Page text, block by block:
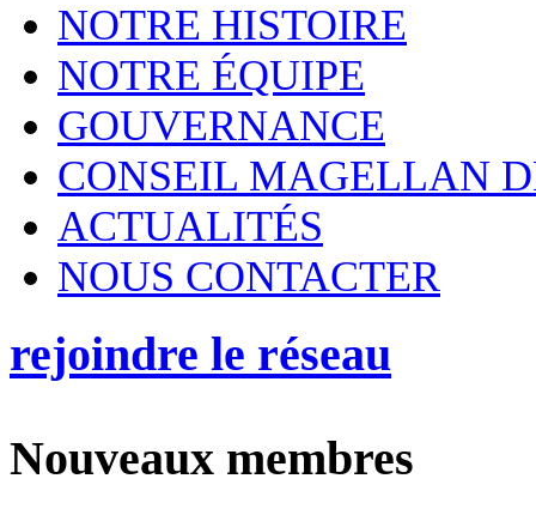
NOTRE HISTOIRE
NOTRE ÉQUIPE
GOUVERNANCE
CONSEIL MAGELLAN
ACTUALITÉS
NOUS CONTACTER
rejoindre le réseau
Nouveaux membres